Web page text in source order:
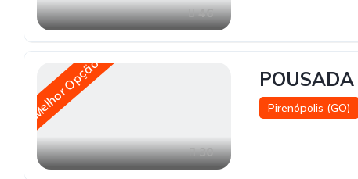
46
Melhor Opção
30
Pirenópolis (GO)